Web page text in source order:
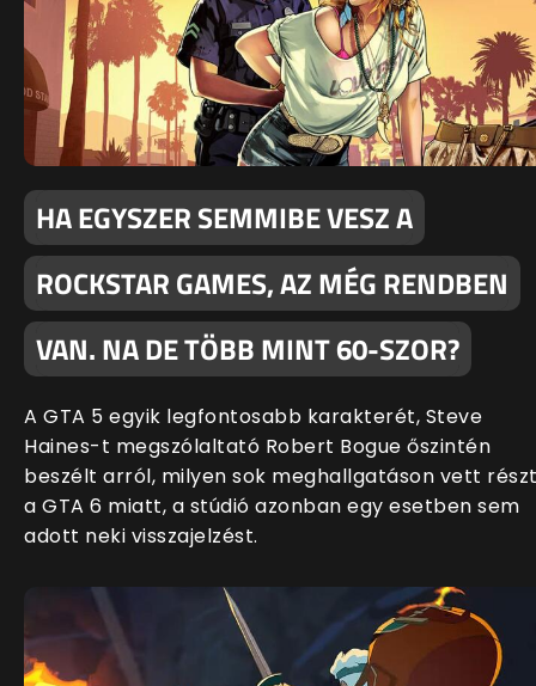
HA EGYSZER SEMMIBE VESZ A
ROCKSTAR GAMES, AZ MÉG RENDBEN
VAN. NA DE TÖBB MINT 60-SZOR?
A GTA 5 egyik legfontosabb karakterét, Steve
Haines-t megszólaltató Robert Bogue őszintén
beszélt arról, milyen sok meghallgatáson vett
a GTA 6 miatt, a stúdió azonban egy esetben sem
adott neki visszajelzést.